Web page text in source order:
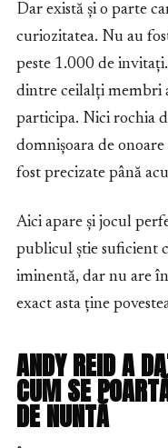
Dar există și o parte
curiozitatea. Nu au
peste 1.000 de
dintre ceilalți membri
participa. Nici rochia
domnișoara de
fost precizate până
Aici apare și jocul
publicul știe suficient
iminentă, dar nu are
exact asta ține
ANDY REID A
CUM SE
DE NUNTĂ